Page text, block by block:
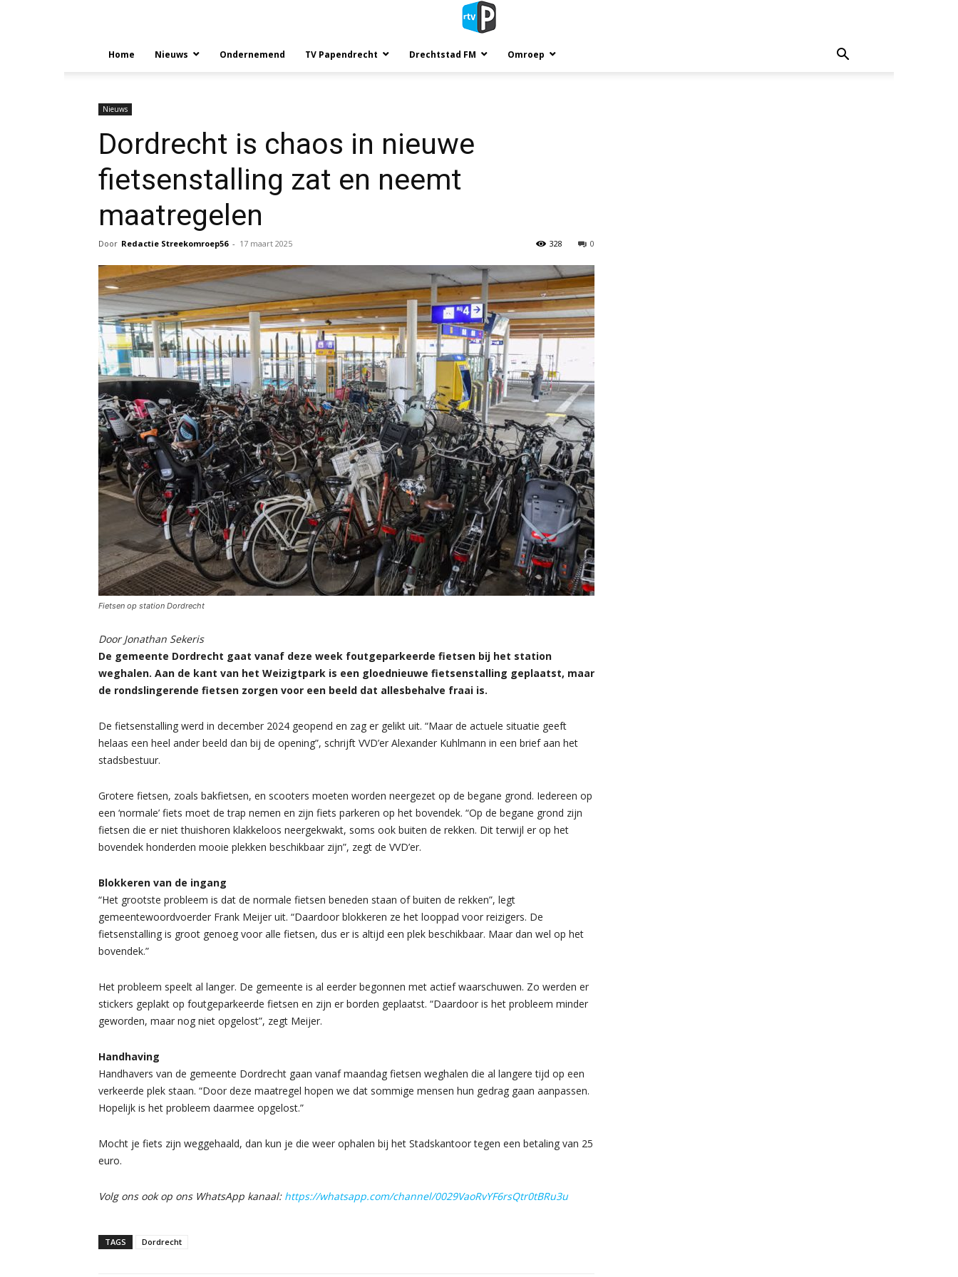
Home Nieuws Ondernemend TV Papendrecht Drechtstad FM Omroep
Nieuws
Dordrecht is chaos in nieuwe
fietsenstalling zat en neemt
maatregelen
Door Redactie Streekomroep56 - 17 maart 2025 0
328
Fietsen op station Dordrecht
Door Jonathan Sekeris
De gemeente Dordrecht gaat vanaf deze week foutgeparkeerde fietsen bij het station
weghalen. Aan de kant van het Weizigtpark is een gloednieuwe fietsenstalling geplaatst, maar
de rondslingerende fietsen zorgen voor een beeld dat allesbehalve fraai is.
De fietsenstalling werd in december 2024 geopend en zag er gelikt uit. “Maar de actuele situatie geeft
helaas een heel ander beeld dan bij de opening”, schrijft VVD’er Alexander Kuhlmann in een brief aan het
stadsbestuur.
Grotere fietsen, zoals bakfietsen, en scooters moeten worden neergezet op de begane grond. Iedereen op
een ‘normale’ fiets moet de trap nemen en zijn fiets parkeren op het bovendek. “Op de begane grond zijn
fietsen die er niet thuishoren klakkeloos neergekwakt, soms ook buiten de rekken. Dit terwijl er op het
bovendek honderden mooie plekken beschikbaar zijn”, zegt de VVD’er.
Blokkeren van de ingang
“Het grootste probleem is dat de normale fietsen beneden staan of buiten de rekken”, legt
gemeentewoordvoerder Frank Meijer uit. “Daardoor blokkeren ze het looppad voor reizigers. De
fietsenstalling is groot genoeg voor alle fietsen, dus er is altijd een plek beschikbaar. Maar dan wel op het
bovendek.”
Het probleem speelt al langer. De gemeente is al eerder begonnen met actief waarschuwen. Zo werden er
stickers geplakt op foutgeparkeerde fietsen en zijn er borden geplaatst. “Daardoor is het probleem minder
geworden, maar nog niet opgelost”, zegt Meijer.
Handhaving
Handhavers van de gemeente Dordrecht gaan vanaf maandag fietsen weghalen die al langere tijd op een
verkeerde plek staan. “Door deze maatregel hopen we dat sommige mensen hun gedrag gaan aanpassen.
Hopelijk is het probleem daarmee opgelost.”
Mocht je fiets zijn weggehaald, dan kun je die weer ophalen bij het Stadskantoor tegen een betaling van 25
euro.
Volg ons ook op ons WhatsApp kanaal: https://whatsapp.com/channel/0029VaoRvYF6rsQtr0tBRu3u
TAGS Dordrecht